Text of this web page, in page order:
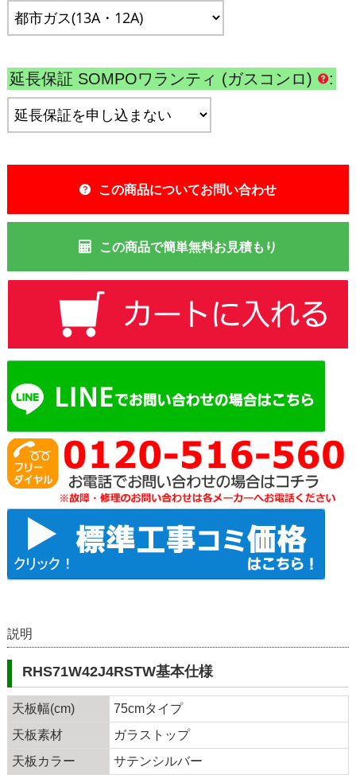
延長保証 SOMPOワランティ (ガスコンロ) :
この商品についてお問い合わせ
この商品で簡単無料お見積もり
説明
RHS71W42J4RSTW基本仕様
天板幅(cm)
75cmタイプ
天板素材
ガラストップ
天板カラー
サテンシルバー